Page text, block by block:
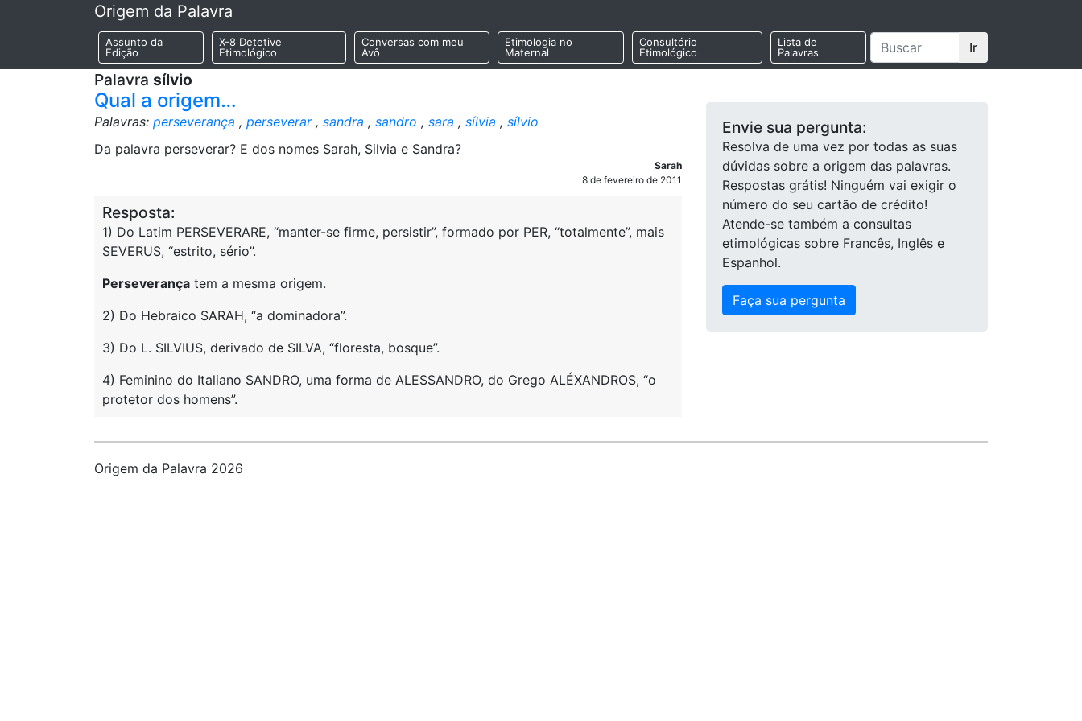
Origem da Palavra
Assunto da
Edição
X-8 Detetive
Etimológico
Conversas com meu
Avô
Etimologia no
Maternal
Consultório
Etimológico
Lista de
Palavras
Ir
Palavra sílvio
Qual a origem…
Palavras: perseverança , perseverar, sandra , sandro , sara , sílvia , sílvio
Da palavra perseverar? E dos nomes Sarah, Silvia e Sandra?
Sarah
8 de fevereiro de 2011
Resposta:
1) Do Latim PERSEVERARE, “manter-se firme, persistir”, formado por PER, “totalmente”, mais
SEVERUS, “estrito, sério”.
Perseverança tem a mesma origem.
2) Do Hebraico SARAH, “a dominadora”.
3) Do L. SILVIUS, derivado de SILVA, “floresta, bosque”.
4) Feminino do Italiano SANDRO, uma forma de ALESSANDRO, do Grego ALÉXANDROS, “o
protetor dos homens”.
Envie sua pergunta:
Resolva de uma vez por todas as suas
dúvidas sobre a origem das palavras.
Respostas grátis! Ninguém vai exigir o
número do seu cartão de crédito!
Atende-se também a consultas
etimológicas sobre Francês, Inglês e
Espanhol.
Faça sua pergunta
Origem da Palavra 2026